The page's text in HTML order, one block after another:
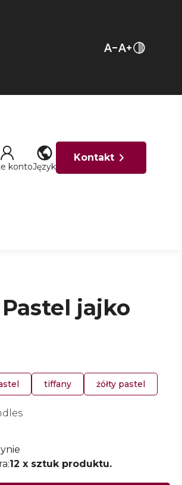
kontoJęzyk
Kontakt
jajko
tiffany żółty pastel
12 x sztuk produktu.